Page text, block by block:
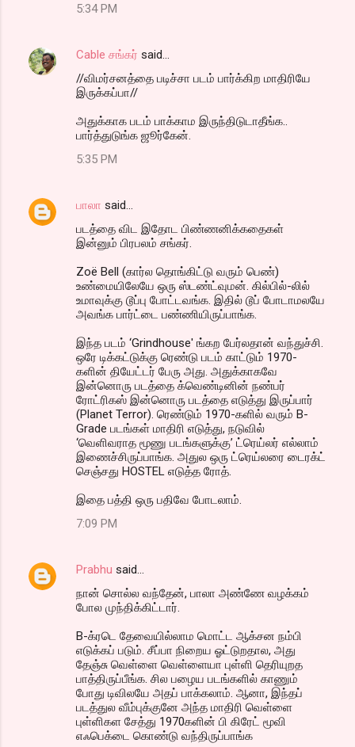
5:34 PM
Cable சங்கர் said…
//விமர்சனத்தை படிச்சா படம் பார்க்கிற மாதிரியே
இருக்கப்பா//
அதுக்காக படம் பாக்காம இருந்திடுடாதீங்க..
பார்த்துடுங்க ஜூர்கேன்.
5:35 PM
பாலா said…
படத்தை விட இதோட பிண்ணனிக்கதைகள்
இன்னும் பிரபலம் சங்கர்.
Zoë Bell (கார்ல தொங்கிட்டு வரும் பெண்)
உண்மையிலேயே ஒரு ஸ்டண்ட்வுமன். கில்பில்-லில்
உமாவுக்கு டூப்பு போட்டவங்க. இதில் டூப் போடாமலயே
அவங்க பார்ட்டை பண்ணியிருப்பாங்க.
இந்த படம் ‘Grindhouse' ங்கற பேர்லதான் வந்துச்சி.
ஒரே டிக்கட்டுக்கு ரெண்டு படம் காட்டும் 1970-
களின் தியேட்டர் பேரு அது. அதுக்காகவே
இன்னொரு படத்தை க்வெண்டினின் நண்பர்
ரோட்ரிகஸ் இன்னொரு படத்தை எடுத்து இருப்பார்
(Planet Terror). ரெண்டும் 1970-களில் வரும் B-
Grade படங்கள் மாதிரி எடுத்து, நடுவில்
‘வெளிவராத மூணு படங்களுக்கு’ ட்ரெய்லர் எல்லாம்
இணைச்சிருப்பாங்க. அதுல ஒரு ட்ரெய்லரை டைரக்ட்
செஞ்சது HOSTEL எடுத்த ரோத்.
இதை பத்தி ஒரு பதிவே போடலாம்.
7:09 PM
Prabhu said…
நான் சொல்ல வந்தேன், பாலா அண்ணே வழக்கம்
போல முந்திக்கிட்டார்.
B-க்ரடெ தேவையில்லாம மொட்ட ஆக்சன நம்பி
எடுக்கப் படும். சீப்பா நிறைய ஓட்டுறதால, அது
தேஞ்சு வெள்ளை வெள்ளையா புள்ளி தெரியுறத
பாத்திருப்பீங்க. சில பழைய படங்களில் காணும்
போது டிவிலயே அதப் பாக்கலாம். ஆனா, இந்தப்
படத்துல வீம்புக்குனே அந்த மாதிரி வெள்ளை
புள்ளிகள சேத்து 1970களின் பி கிரேட் மூவி
எஃபெக்டை கொண்டு வந்திருப்பாங்க